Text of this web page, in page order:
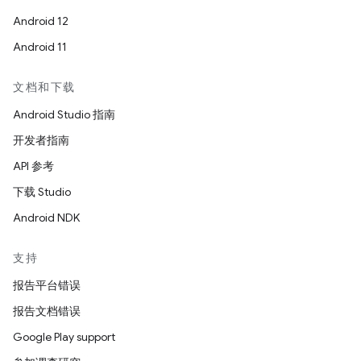
Android 12
Android 11
文档和下载
Android Studio 指南
开发者指南
API 参考
下载 Studio
Android NDK
支持
报告平台错误
报告文档错误
Google Play support